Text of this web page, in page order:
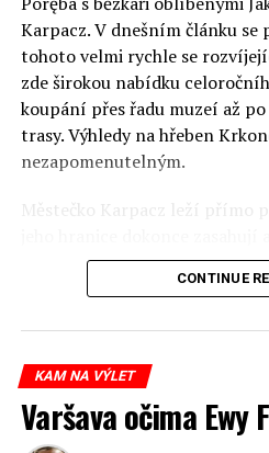
Karpacz. V dnešním článku se
tohoto velmi rychle se
zde širokou nabídku
koupání přes řadu muzeí až
trasy. Výhledy na hřeben
nezapomenutelným.
Městečko Karpacz leží přímo
současnosti zde žije asi 5 000
si zde připadáte jako ve
prázdninových víkendů může
poněkud komplikovanější, ale
jednou jste, věřte, že se turisté
CONTINUE
KAM NA VÝLET
Varšava očima Ewy